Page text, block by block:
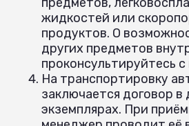
жидкостей или
продуктов. О
других предметов
проконсультируйтесь
На транспортировку
заключается договор в
экземплярах. При